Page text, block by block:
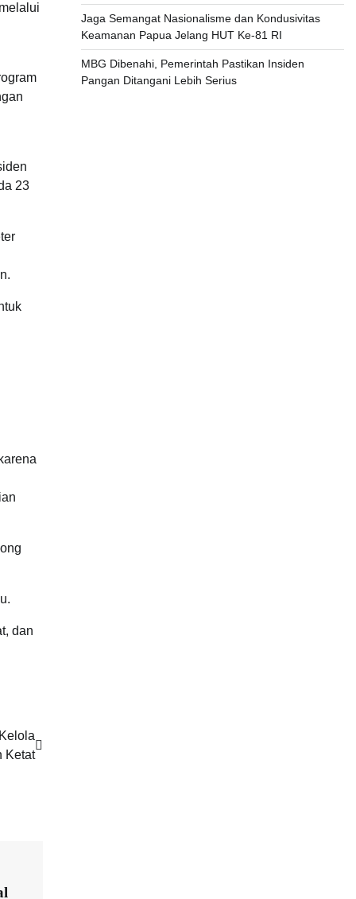
23
dan
Ketat
Jaga Semangat Nasionalisme dan Kondusivitas
Keamanan Papua Jelang HUT Ke-81 RI
MBG Dibenahi, Pemerintah Pastikan Insiden
Pangan Ditangani Lebih Serius